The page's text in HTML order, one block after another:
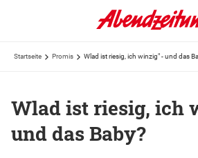
Startseite Promis Wlad ist riesig, ich winzig" - und das
Wlad ist riesig, ich
und das Baby?